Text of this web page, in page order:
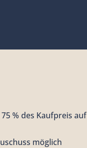
% des Kaufpreis auf
möglich